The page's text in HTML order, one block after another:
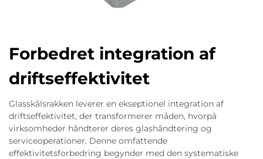
Forbedret integration af
driftseffektivitet
Glasskålsrakken leverer en ekseptionel integration af
driftseffektivitet, der transformerer måden, hvorpå
virksomheder håndterer deres glashåndtering og
serviceoperationer. Denne omfattende
effektivitetsforbedring begynder med den systematiske